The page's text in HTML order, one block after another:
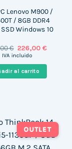
Lenovo M900 /
/ 8GB DDR4
SSD Windows 10
€ El
precio
era:
449,00 €.
226,00€El
es:
226,00
IVA incluido
al carrito
OUTLET